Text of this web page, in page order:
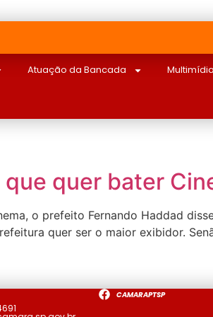
Atuação da Bancada Multimídia
quer bater
o prefeito Fernando Haddad
quer ser o maior exibidor.
CAMARAPTSP